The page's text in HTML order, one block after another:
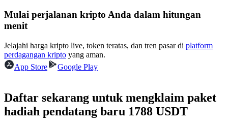
Copy Trading
Bergabunglah dengan pedagang top
Mulai perjalanan kripto Anda dalam hitungan
menit
Jelajahi harga kripto live, token teratas, dan tren pasar di platform
perdagangan kripto yang aman.
App Store
Google Play
Daftar sekarang untuk mengklaim paket
hadiah pendatang baru 1788 USDT